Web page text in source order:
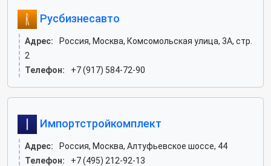
Русбизнесавто
Адрес:
Россия, Москва, Комсомольская улица, 3А, стр.
2
Телефон:
+7 (917) 584-72-90
Импортстройкомплект
Адрес:
Россия, Москва, Алтуфьевское шоссе, 44
Телефон:
+7 (495) 212-92-13